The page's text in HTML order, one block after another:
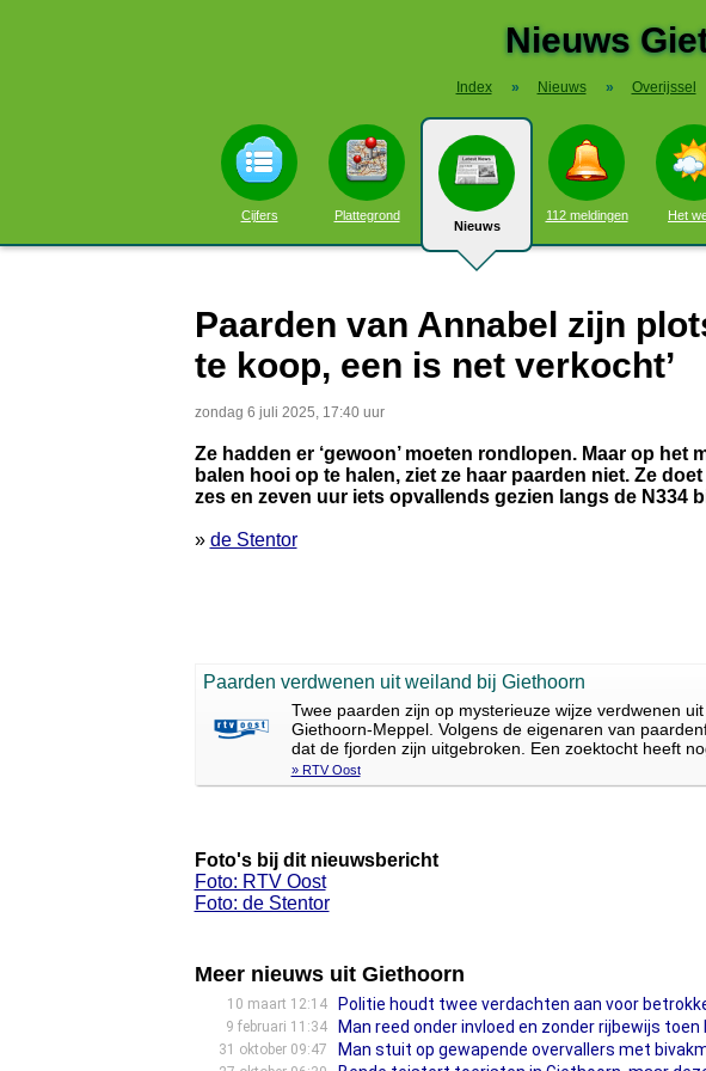
Nieuws
Index » Nieuws » Overijssel
Cijfers Plattegrond
Nieuws
112 meldingen Het
Paarden van Annabel zijn
te koop, een is net verkocht’
zondag 6 juli 2025, 17:40 uur
Ze hadden er ‘gewoon’ moeten rondlopen. Maar op
balen hooi op te halen, ziet ze haar paarden niet. Ze
zes en zeven uur iets opvallends gezien langs de N334
» de Stentor
Paarden verdwenen uit weiland bij Giethoorn
Twee paarden zijn op mysterieuze wijze verdwenen
Giethoorn-Meppel. Volgens de eigenaren van
dat de fjorden zijn uitgebroken. Een zoektocht heeft
» RTV Oost
Foto's bij dit nieuwsbericht
Foto: RTV Oost
Foto: de Stentor
Meer nieuws uit Giethoorn
10 maart 12:14 Politie houdt twee verdachten aan voor
9 februari 11:34 Man reed onder invloed en zonder rijbewijs
31 oktober 09:47 Man stuit op gewapende overvallers met